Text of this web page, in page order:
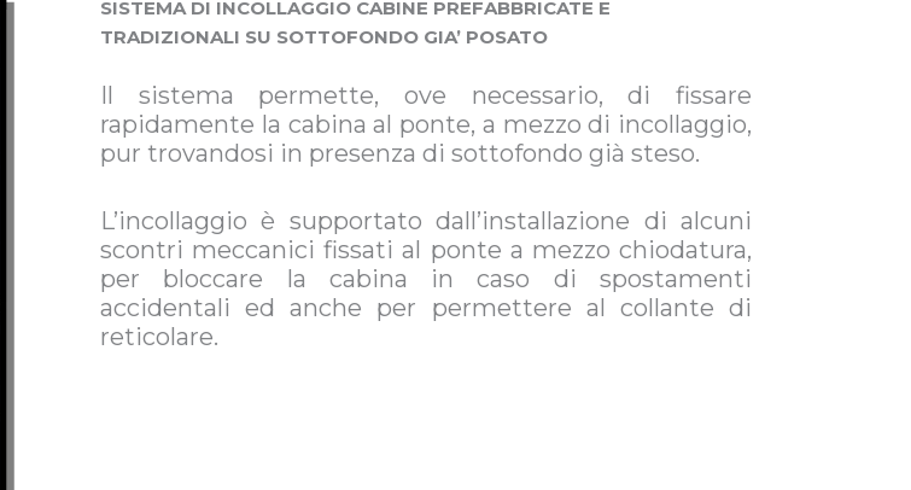
SISTEMA DI INCOLLAGGIO CABINE PREFABBRICATE E
TRADIZIONALI SU SOTTOFONDO GIA’ POSATO
Il sistema permette, ove necessario, di fissare
rapidamente la cabina al ponte, a mezzo di incollaggio,
pur trovandosi in presenza di sottofondo già steso.
L’incollaggio è supportato dall’installazione di alcuni
scontri meccanici fissati al ponte a mezzo chiodatura,
per bloccare la cabina in caso di spostamenti
accidentali ed anche per permettere al collante di
reticolare.